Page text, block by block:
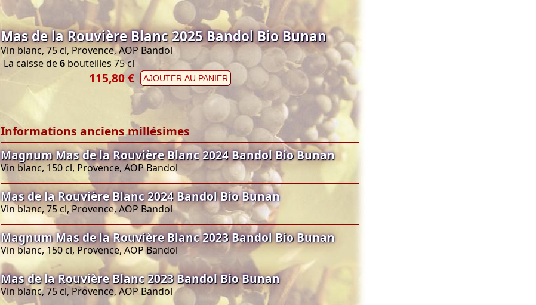
Mas de la Rouvière Blanc 2025 Bandol Bio Bunan
Vin blanc, 75 cl, Provence, AOP Bandol
La caisse de6 bouteilles 75 cl
115,80 € AJOUTER AU PANIER
Informations anciens millésimes
Magnum Mas de la Rouvière Blanc 2024 Bandol Bio Bunan
Vin blanc, 150 cl, Provence, AOP Bandol
Mas de la Rouvière Blanc 2024 Bandol Bio Bunan
Vin blanc, 75 cl, Provence, AOP Bandol
Magnum Mas de la Rouvière Blanc 2023 Bandol Bio Bunan
Vin blanc, 150 cl, Provence, AOP Bandol
Mas de la Rouvière Blanc 2023 Bandol Bio Bunan
Vin blanc, 75 cl, Provence, AOP Bandol